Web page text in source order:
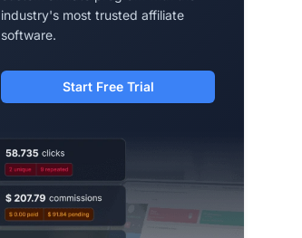
industry's most trusted affiliate
software.
Start Free Trial